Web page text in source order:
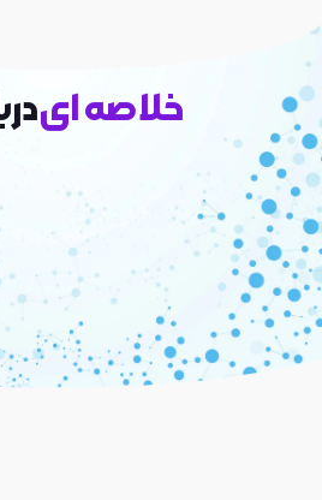
خلاصه ای